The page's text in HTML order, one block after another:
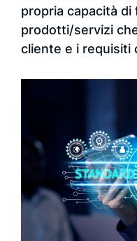
propria capacità
prodotti/servizi
cliente e i requisiti